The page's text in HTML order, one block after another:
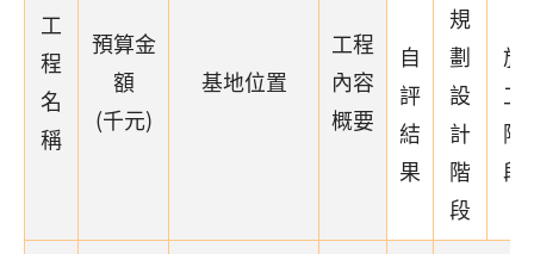
工
程
名
稱
預算金
額
(千元)
基地位置
工程
內容
概要
自
評
結
果
規
劃
設
計
階
段
施
工
階
段